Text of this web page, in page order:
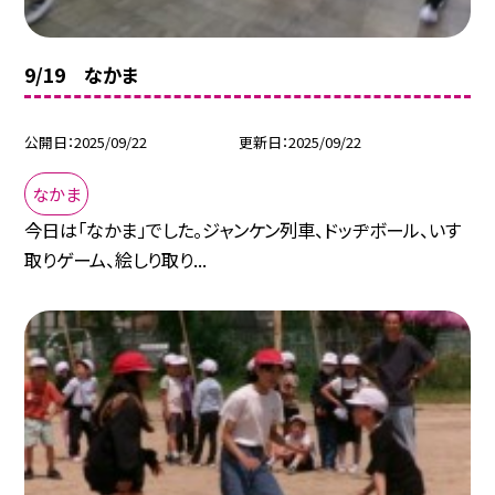
9/19 なかま
公開日 2025/09/22 更新日 2025/09/22
なかま
今日は「なかま」でした。ジャンケン列車、ドッヂボール、いす
取りゲーム、絵しり取り...